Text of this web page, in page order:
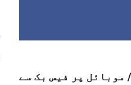
موبائل پر فیس بک سے